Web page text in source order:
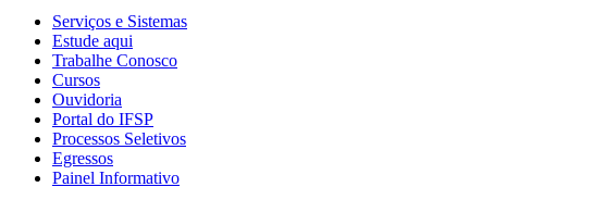
Serviços e Sistemas
Estude aqui
Trabalhe Conosco
Cursos
Ouvidoria
Portal do IFSP
Processos Seletivos
Egressos
Painel Informativo